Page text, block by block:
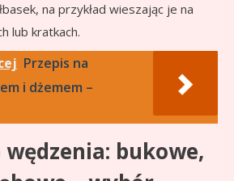
na przykład wieszając je na
lub kratkach.
Przepis na
i dżemem –
bukowe,